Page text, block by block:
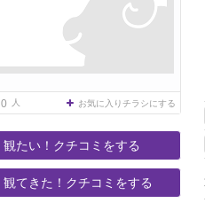
0 人 お気に入りチラシにする
観たい！クチコミをする
観てきた！クチコミをする